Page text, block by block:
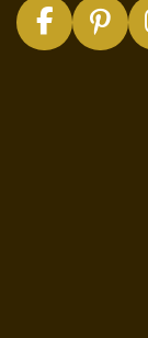
F
a
P
i